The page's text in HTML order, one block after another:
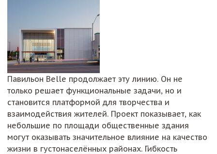
Павильон Belle продолжает эту линию. Он не
только решает функциональные задачи, но и
становится платформой для творчества и
взаимодействия жителей. Проект показывает, как
небольшие по площади общественные здания
могут оказывать значительное влияние на качество
жизни в густонаселённых районах. Гибкость